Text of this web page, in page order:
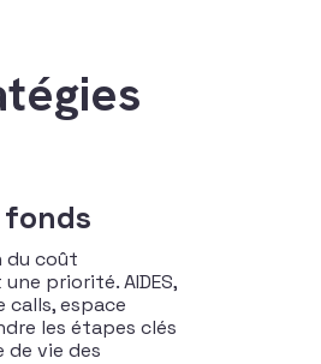
fonds
du coût
priorité. AIDES,
calls, espace
les étapes clés
de vie des